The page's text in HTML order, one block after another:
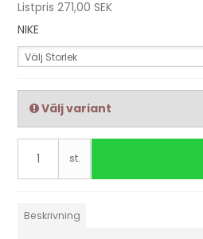
Listpris 271,00 SEK
NIKE
Välj Storlek
Välj variant
st.
Beskrivning